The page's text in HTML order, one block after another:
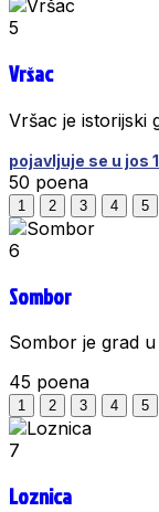
5
Vršac
Vršac je istorijski
pojavljuje se u jos
50 poena
1 2 3 4 5
6
Sombor
Sombor je grad
45 poena
1 2 3 4 5
7
Loznica